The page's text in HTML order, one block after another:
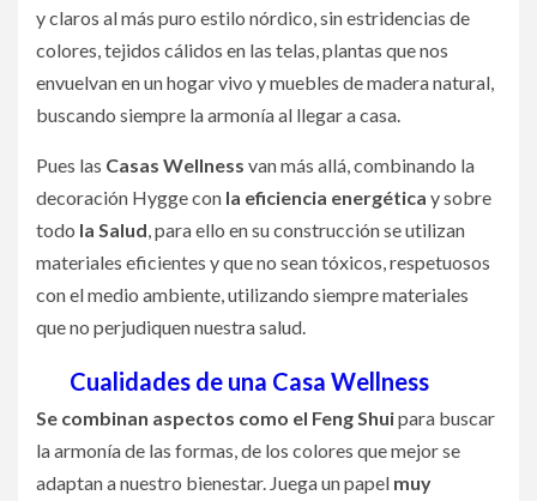
y claros al más puro estilo nórdico, sin estridencias de
colores, tejidos cálidos en las telas, plantas que nos
envuelvan en un hogar vivo y muebles de madera natural,
buscando siempre la armonía al llegar a casa.
Pues las Casas Wellness van más allá, combinando la
decoración Hygge con la eficiencia energética y sobre
todo la Salud , para ello en su construcción se utilizan
materiales eficientes y que no sean tóxicos, respetuosos
con el medio ambiente, utilizando siempre materiales
que no perjudiquen nuestra salud.
Cualidades de una Casa Wellness
Se combinan aspectos como el Feng Shuipara buscar
la armonía de las formas, de los colores que mejor se
adaptan a nuestro bienestar. Juega un papel muy